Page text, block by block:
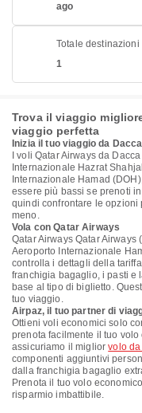
ago
Totale destinazioni
1
Trova il viaggio
viaggio perfetta
Inizia il tuo viaggio da
I voli Qatar Airways da
Internazionale Hazrat
Internazionale Hamad
essere più bassi se prenoti
quindi confrontare le opzioni
meno.
Vola con Qatar Airways
Qatar Airways Qatar
Aeroporto Internazionale
controlla i dettagli della
franchigia bagaglio, i pasti e
base al tipo di biglietto.
tuo viaggio.
Airpaz, il tuo partner di
Ottieni voli economici solo
prenota facilmente il tuo volo
assicuriamo il migliorvolo
componenti aggiuntivi
dalla franchigia bagaglio
Prenota il tuo volo
risparmio imbattibile.